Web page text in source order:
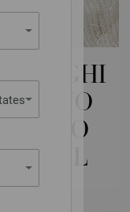
| AGHI
LEGNO